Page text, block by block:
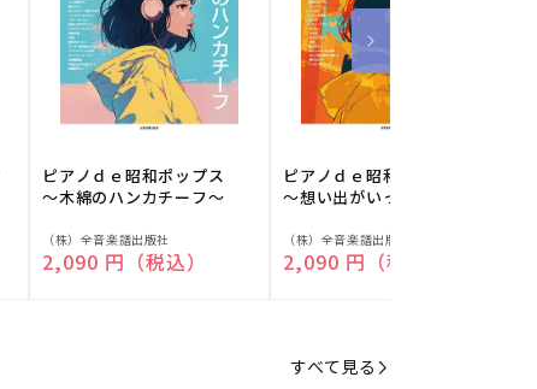
ピアノｄｅ昭和ポップス
～木綿のハンカチーフ～
販
売
（株）全音楽譜出版社
通常価格
2,090 円（税込）
ピアノｄｅ昭和ポップス
～想い出がいっぱい～
販
売
（株）全音楽譜出版社
通常価格
2,090 円（税込）
すべて見る